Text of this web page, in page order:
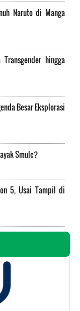
Naruto di Manga
hingga
Besar Eksplorasi
Smule?
5, Usai Tampil di